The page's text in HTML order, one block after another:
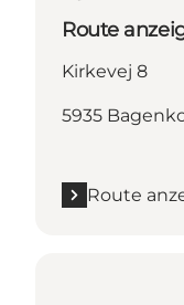
Route
Kirkevej 8
5935
Route